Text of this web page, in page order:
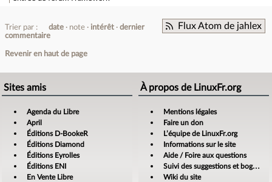
Flux Atom de jahlex
Trier par : date note intérêt
dernier
commentaire
Revenir en haut de page
Sites amis
Agenda du Libre
April
Éditions D-BookeR
Éditions Diamond
Éditions Eyrolles
Éditions ENI
En Vente Libre
À propos de LinuxFr.org
Mentions légales
Faire un don
L’équipe de LinuxFr.org
Informations sur le site
Aide / Foire aux questions
Suivi des suggestions et bogues
Wiki du site